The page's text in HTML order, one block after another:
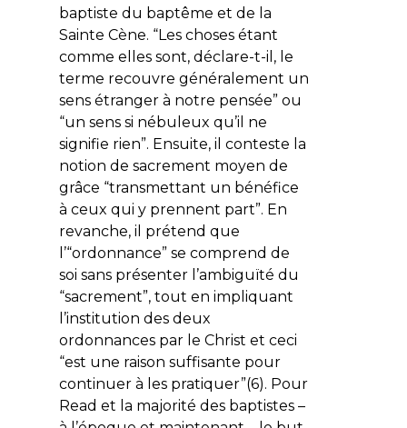
baptiste du baptême et de la
Sainte Cène. “Les choses étant
comme elles sont, déclare-t-il, le
terme recouvre généralement un
sens étranger à notre pensée” ou
“un sens si nébuleux qu’il ne
signifie rien”. Ensuite, il conteste la
notion de sacrement moyen de
grâce “transmettant un bénéfice
à ceux qui y prennent part”. En
revanche, il prétend que
l’“ordonnance” se comprend de
soi sans présenter l’ambiguïté du
“sacrement”, tout en impliquant
l’institution des deux
ordonnances par le Christ et ceci
“est une raison suffisante pour
continuer à les pratiquer”(6). Pour
Read et la majorité des baptistes –